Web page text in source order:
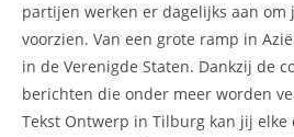
partijen werken er dagelijks aan om
voorzien. Van een grote ramp in
in de Verenigde Staten. Dankzij de
berichten die onder meer worden
Tekst Ontwerp in Tilburg kan jij elke